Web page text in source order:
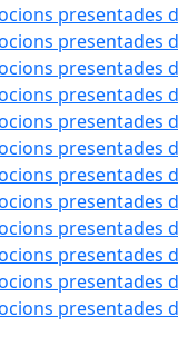
presentades
presentades
presentades
presentades
presentades
presentades
presentades
presentades
presentades
presentades
presentades
presentades